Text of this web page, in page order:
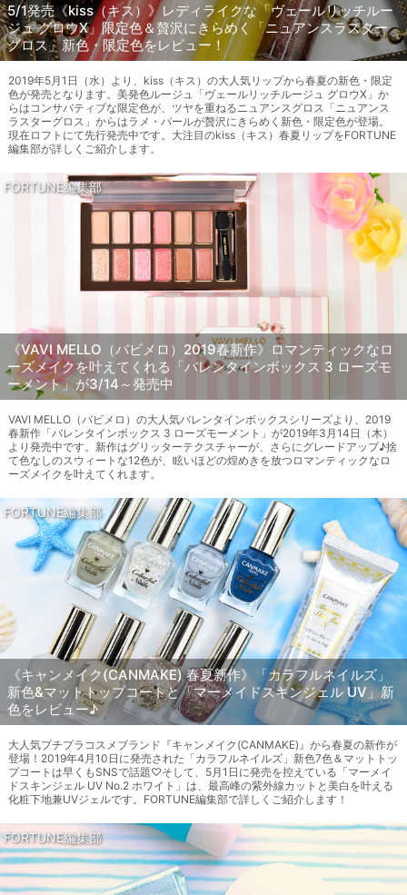
5/1発売《kiss（キス）》レディライクな「ヴェールリッチルー
ジュ グロウX」限定色＆贅沢にきらめく「ニュアンスラスター
グロス」新色・限定色をレビュー！
2019年5月1日（水）より、kiss（キス）の大人気リップから春夏の新色・限定
色が発売となります。美発色ルージュ「ヴェールリッチルージュ グロウX」か
らはコンサバティブな限定色が、ツヤを重ねるニュアンスグロス「ニュアンス
ラスターグロス」からはラメ・パールが贅沢にきらめく新色・限定色が登場。
現在ロフトにて先行発売中です。大注目のkiss（キス）春夏リップをFORTUNE
編集部が詳しくご紹介します。
FORTUNE編集部
《VAVI MELLO（バビメロ）2019春新作》ロマンティックなロ
ーズメイクを叶えてくれる「バレンタインボックス 3 ローズモ
ーメント」が3/14～発売中
VAVI MELLO（バビメロ）の大人気バレンタインボックスシリーズより、2019
春新作「バレンタインボックス 3 ローズモーメント」が2019年3月14日（木）
より発売中です。新作はグリッターテクスチャーが、さらにグレードアップ♪捨
て色なしのスウィートな12色が、眩いほどの煌めきを放つロマンティックなロ
ーズメイクを叶えてくれます。
FORTUNE編集部
《キャンメイク(CANMAKE) 春夏新作》「カラフルネイルズ」
新色&マットトップコートと「マーメイドスキンジェル UV」新
色をレビュー♪
大人気プチプラコスメブランド『キャンメイク(CANMAKE)』から春夏の新作が
登場！2019年4月10日に発売された「カラフルネイルズ」新色7色＆マットトッ
プコートは早くもSNSで話題♡そして、5月1日に発売を控えている「マーメイ
ドスキンジェル UV No.2 ホワイト」は、最高峰の紫外線カットと美白を叶える
化粧下地兼UVジェルです。FORTUNE編集部で詳しくご紹介します！
FORTUNE編集部